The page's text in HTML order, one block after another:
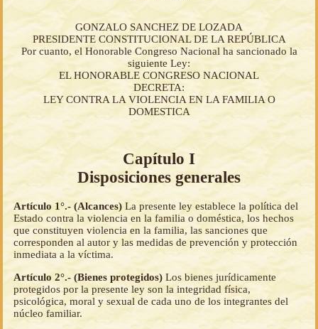
GONZALO SANCHEZ DE LOZADA
PRESIDENTE CONSTITUCIONAL DE LA REPÚBLICA
Por cuanto, el Honorable Congreso Nacional ha sancionado la
siguiente Ley:
EL HONORABLE CONGRESO NACIONAL
DECRETA:
LEY CONTRA LA VIOLENCIA EN LA FAMILIA O
DOMESTICA
Capítulo I
Disposiciones generales
Artículo 1°.- (Alcances) La presente ley establece la política del
Estado contra la violencia en la familia o doméstica, los hechos
que constituyen violencia en la familia, las sanciones que
corresponden al autor y las medidas de prevención y protección
inmediata a la víctima.
Artículo 2°.- (Bienes protegidos) Los bienes jurídicamente
protegidos por la presente ley son la integridad física,
psicológica, moral y sexual de cada uno de los integrantes del
núcleo familiar.